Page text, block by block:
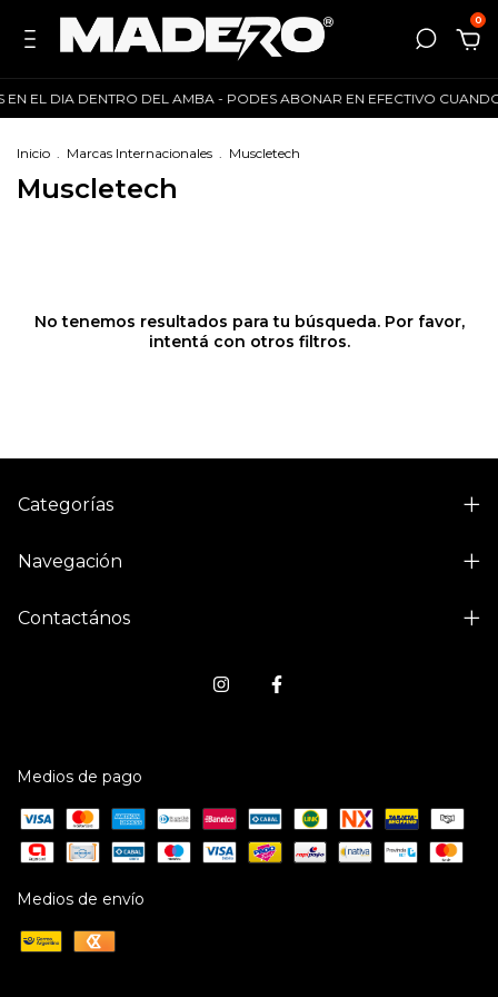
0
EN EL DIA DENTRO DEL AMBA - PODES ABONAR EN EFECTIVO
Inicio . Marcas Internacionales . Muscletech
Muscletech
No tenemos resultados para tu búsqueda. Por favor,
intentá con otros filtros.
Categorías
Navegación
Contactános
Medios de pago
Medios de envío